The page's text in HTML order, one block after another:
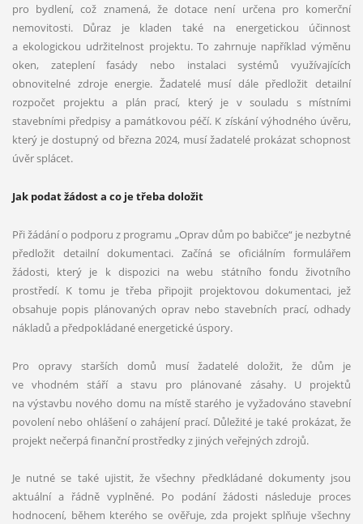
pro bydlení, což znamená, že dotace není určena pro komerční
nemovitosti. Důraz je kladen také na energetickou účinnost
a ekologickou udržitelnost projektu. To zahrnuje například výměnu
oken, zateplení fasády nebo instalaci systémů využívajících
obnovitelné zdroje energie. Žadatelé musí dále předložit detailní
rozpočet projektu a plán prací, který je v souladu s místními
stavebními předpisy a památkovou péčí. K získání výhodného úvěru,
který je dostupný od března 2024, musí žadatelé prokázat schopnost
úvěr splácet.
Jak podat žádost a co je třeba doložit
Při žádání o podporu z programu „Oprav dům po babičce“ je nezbytné
předložit detailní dokumentaci. Začíná se oficiálním formulářem
žádosti, který je k dispozici na webu státního fondu životního
prostředí. K tomu je třeba připojit projektovou dokumentaci, jež
obsahuje popis plánovaných oprav nebo stavebních prací, odhady
nákladů a předpokládané energetické úspory.
Pro opravy starších domů musí žadatelé doložit, že dům je
ve vhodném stáří a stavu pro plánované zásahy. U projektů
na výstavbu nového domu na místě starého je vyžadováno stavební
povolení nebo ohlášení o zahájení prací. Důležité je také prokázat, že
projekt nečerpá finanční prostředky z jiných veřejných zdrojů.
Je nutné se také ujistit, že všechny předkládané dokumenty jsou
aktuální a řádně vyplněné. Po podání žádosti následuje proces
hodnocení, během kterého se ověřuje, zda projekt splňuje všechny